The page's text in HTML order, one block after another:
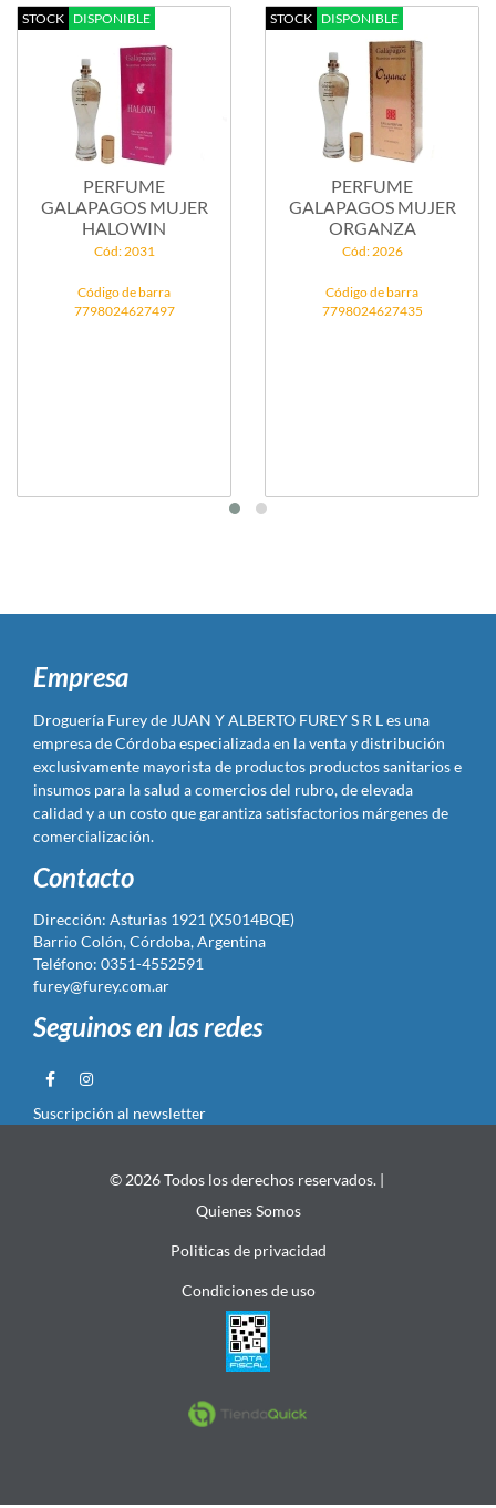
STOCK DISPONIBLE
PERFUME
GALAPAGOS MUJER
HALOWIN
Cód: 2031
Código de barra
7798024627497
STOCK DISPONIBLE
PERFUME
GALAPAGOS MUJER
ORGANZA
Cód: 2026
Código de barra
7798024627435
Empresa
Droguería Furey de JUAN Y ALBERTO FUREY S R L es una
empresa de Córdoba especializada en la venta y distribución
exclusivamente mayorista de productos productos sanitarios e
insumos para la salud a comercios del rubro, de elevada
calidad y a un costo que garantiza satisfactorios márgenes de
comercialización.
Contacto
Dirección: Asturias 1921 (X5014BQE)
Barrio Colón, Córdoba, Argentina
Teléfono: 0351-4552591
furey@furey.com.ar
Seguinos en las redes
Suscripción al newsletter
© 2026 Todos los derechos reservados. |
Quienes Somos
Politicas de privacidad
Condiciones de uso